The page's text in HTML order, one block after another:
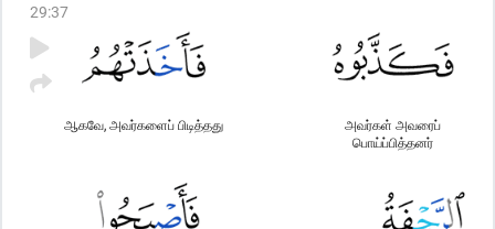
29:37
அவர்கள் அவரைப்
பொய்ப்பித்தனர்
ஆகவே, அவர்களைப் பிடித்தது